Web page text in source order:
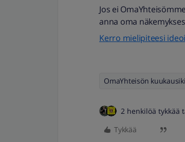
Jos ei OmaYhteisömme
anna oma
Kerro mielipiteesi
OmaYhteisön
2 henkilöä tykkää
Tykkää